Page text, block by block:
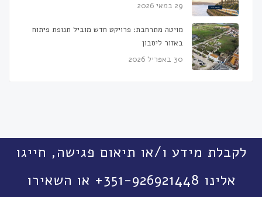
29 במאי 2026
מויטה מתרחבת: פרויקט חדש מוביל תנופת פיתוח
באזור ליסבון
30 באפריל 2026
לקבלת מידע ו/או תיאום פגישה, חייגו
אלינו 351-926921448+ או השאירו